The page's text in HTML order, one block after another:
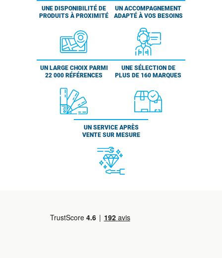
UNE DISPONIBILITÉ DE
PRODUITS À PROXIMITÉ
UN ACCOMPAGNEMENT
ADAPTÉ À VOS BESOINS
UN LARGE CHOIX PARMI
22 000 RÉFÉRENCES
UNE SÉLECTION DE
PLUS DE 160 MARQUES
UN SERVICE APRÈS
VENTE SUR MESURE